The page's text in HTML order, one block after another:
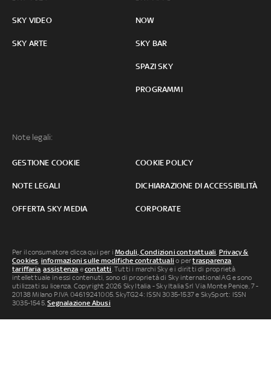
SKY VIDEO
SKY ARTE
NOW
SKY BAR
SPAZI SKY
PROGRAMMI
Note legali:
GESTIONE COOKIE COOKIE POLICY
NOTE LEGALI DICHIARAZIONE DI ACCESSIBILITÀ
OFFERTA SKY MEDIA CORPORATE
Per il consumatore clicca qui per iModuli, Condizioni contrattuali Privacy &
Cookies informazioni sulle modifiche contrattuali o pertrasparenza
tariffaria ,assistenza econtatti . Tutti i marchi Sky e i diritti di proprietà
intellettuale in essi contenuti, sono di proprietà di Sky international AG e sono
utilizzati su licenza. Copyright 2026 Sky Italia - Sky Italia Srl Via Monte Penice, 7 -
20138 Milano P.IVA 04619241005. SkyTG24: ISSN 3035-1537 e SkySport: ISSN
3035-1545.Segnalazione Abusi